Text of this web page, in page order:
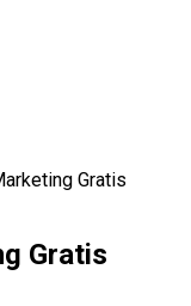
Gratis
Gratis